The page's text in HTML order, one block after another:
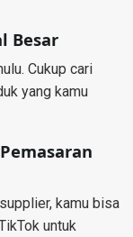
Besar
Cukup cari
yang kamu
kamu bisa
untuk